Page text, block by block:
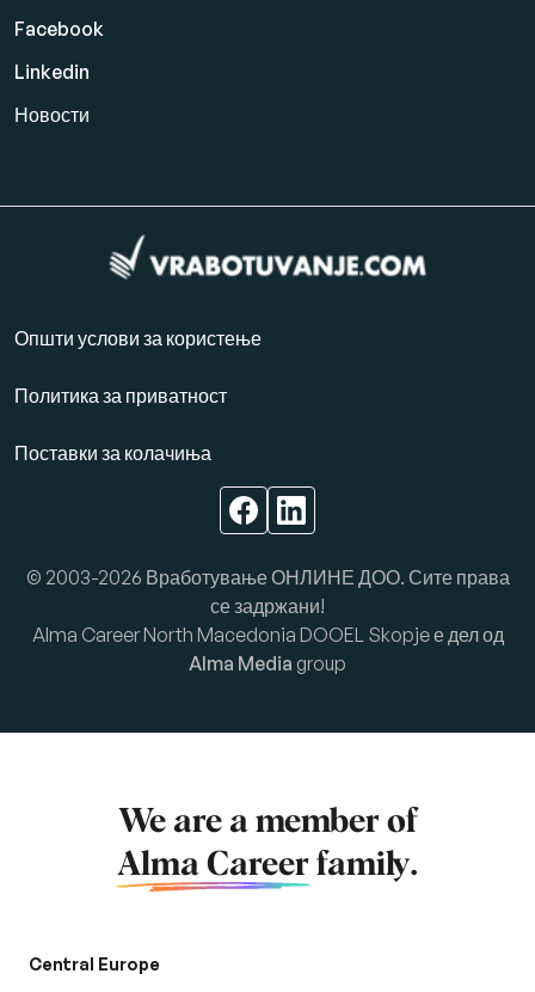
Facebook
Linkedin
Новости
Општи услови за користење
Политика за приватност
Поставки за колачиња
© 2003-2026 Вработување ОНЛИНЕ ДОО. Сите права
се задржани!
Alma Career North Macedonia DOOEL Skopje е дел од
Alma Media group
We are a member of
Alma Career family.
Central Europe